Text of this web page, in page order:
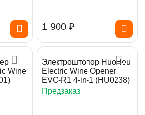
1 900 ₽
Wine
Электроштопор HuoHou
Electric Wine Opener
EVO-R1 4-in-1 (HU0238)
Предзаказ